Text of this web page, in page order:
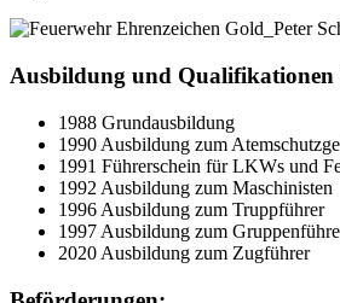
Ausbildung und Qualifikationen
1988 Grundausbildung
1990 Ausbildung zum
1991 Führerschein für LKWs und
1992 Ausbildung zum Maschinisten
1996 Ausbildung zum Truppführer
1997 Ausbildung zum
2020 Ausbildung zum Zugführer